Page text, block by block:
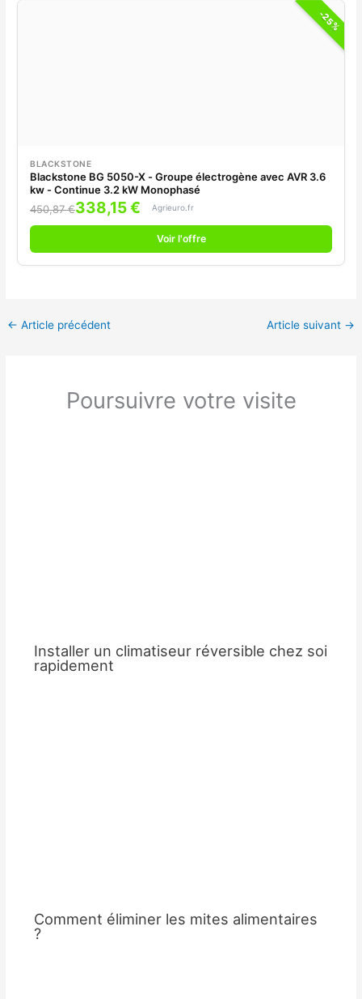
-25%
BLACKSTONE
Blackstone BG 5050-X - Groupe électrogène avec AVR 3.6
kw - Continue 3.2 kW Monophasé
450,87 €338,15 € Agrieuro.fr
Voir l'offre
← Article précédent Article suivant →
Poursuivre votre visite
Installer un climatiseur réversible chez soi
rapidement
Comment éliminer les mites alimentaires
?